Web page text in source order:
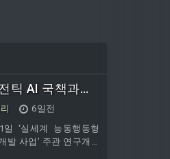
틱 AI 국책과제
6일전
‘실세계 능동행동형
발 사업’ 주관 연구개발